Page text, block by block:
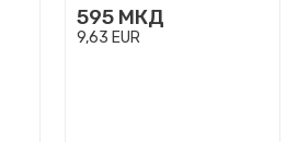
595 МКД
9,63 EUR